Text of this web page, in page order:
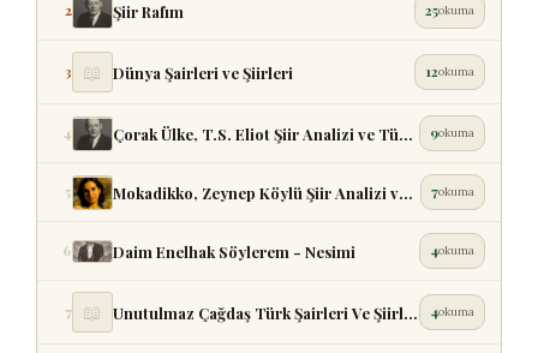
2 Şiir Rafım 25okuma
3 📖 Dünya Şairleri ve Şiirleri 12okuma
4 Çorak Ülke, T.S. Eliot Şiir Analizi ve Türkçe Çeviri 9okuma
5 Mokadikko, Zeynep Köylü Şiir Analizi ve İncelemesi 7okuma
6 Daim Enelhak Söylerem - Nesimi 4okuma
7 📖 Unutulmaz Çağdaş Türk Şairleri Ve Şiirleri 4okuma